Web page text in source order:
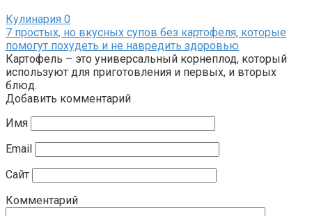
Кулинария 0
7 простых, но вкусных супов без картофеля, которые
помогут похудеть и не навредить здоровью
Картофель – это универсальный корнеплод, который
используют для приготовления и первых, и вторых
блюд.
Добавить комментарий
Имя
Email
Сайт
Комментарий